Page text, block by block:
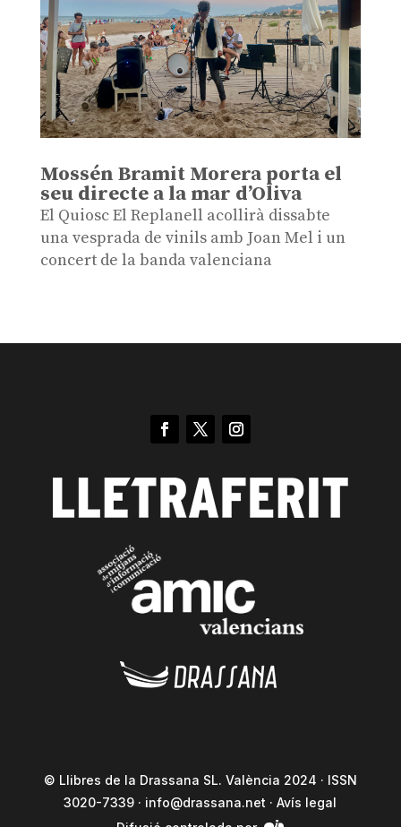
Mossén Bramit Morera porta el
seu directe a la mar d’Oliva
El Quiosc El Replanell acollirà dissabte
una vesprada de vinils amb Joan Mel i un
concert de la banda valenciana
© Llibres de la Drassana SL. València 2024 · ISSN
3020-7339 · info@drassana.net ·Avís legal